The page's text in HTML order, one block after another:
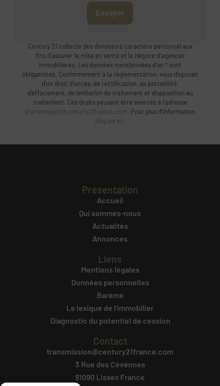
Envoyer
Century 21 collecte des données à caractère personnel aux
fins d’assurer la mise en vente et la négoce d’agences
immobilières. Les données mentionnées d’un * sont
obligatoires. Conformément à la règlementation, vous disposez
d’un droit d’accès, de rectification, de portabilité,
d’effacement, de limitation du traitement et d’opposition au
traitement. Ces droits peuvent être exercés à l’adresse
transmission@century21france.com. Pour plus d’information
cliquez ici.
Présentation
Accueil
Qui sommes-nous
Actualités
Annonces
Liens
Mentions légales
Données personnelles
Barème
Le lexique de l'immobilier
Diagnostic du potentiel de cession
Contact
transmission@century21france.com
3 Rue des Cévennes
91090 Lisses France